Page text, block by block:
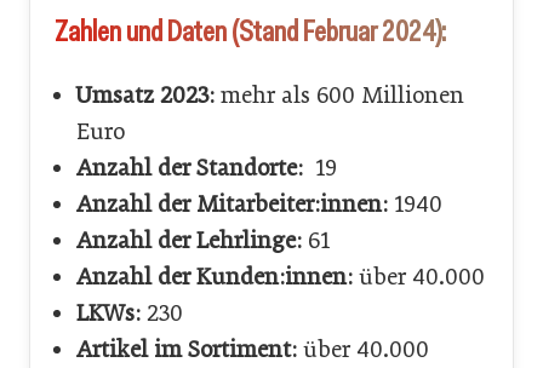
Zahlen und Daten (Stand Februar 2024):
Umsatz 2023: mehr als 600 Millionen
Euro
Anzahl der Standorte: 19
Anzahl der Mitarbeiter:innen: 1940
Anzahl der Lehrlinge: 61
Anzahl der Kunden:innen: über 40.000
LKWs: 230
Artikel im Sortiment: über 40.000